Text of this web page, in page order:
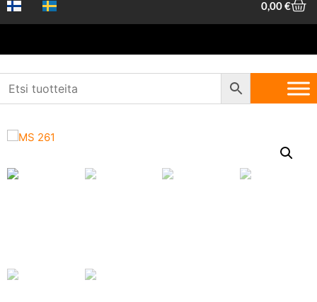
0,00€
Etusivu Piha ja metsä Moottorisahat
/ Stihl
MS 261 C-M 14″ – Ammattikäyttöön tarkoitettu moottorisaha